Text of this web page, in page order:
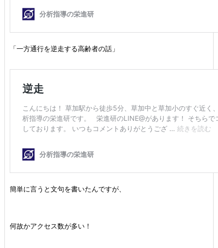
「一方通行を逆走する高齢者の話」
簡単に言うと文句を書いたんですが、
何故かアクセス数が多い！